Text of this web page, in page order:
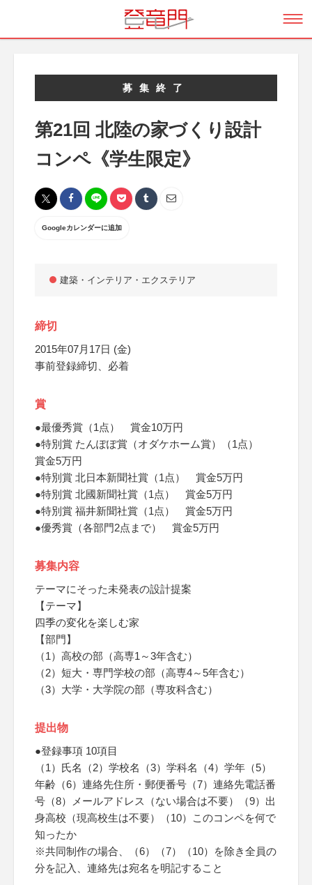
募集終了
第21回 北陸の家づくり設計
コンペ《学生限定》
Googleカレンダーに追加
建築・インテリア・エクステリア
締切
2015年07月17日 (金)
事前登録締切、必着
賞
●最優秀賞（1点） 賞金10万円
●特別賞 たんぽぽ賞（オダケホーム賞）（1点）
賞金5万円
●特別賞 北日本新聞社賞（1点） 賞金5万円
●特別賞 北國新聞社賞（1点） 賞金5万円
●特別賞 福井新聞社賞（1点） 賞金5万円
●優秀賞（各部門2点まで） 賞金5万円
募集内容
テーマにそった未発表の設計提案
【テーマ】
四季の変化を楽しむ家
【部門】
（1）高校の部（高専1～3年含む）
（2）短大・専門学校の部（高専4～5年含む）
（3）大学・大学院の部（専攻科含む）
提出物
●登録事項 10項目
（1）氏名（2）学校名（3）学科名（4）学年（5）
年齢（6）連絡先住所・郵便番号（7）連絡先電話番
号（8）メールアドレス（ない場合は不要）（9）出
身高校（現高校生は不要）（10）このコンペを何で
知ったか
※共同制作の場合、（6）（7）（10）を除き全員の
分を記入、連絡先は宛名を明記すること